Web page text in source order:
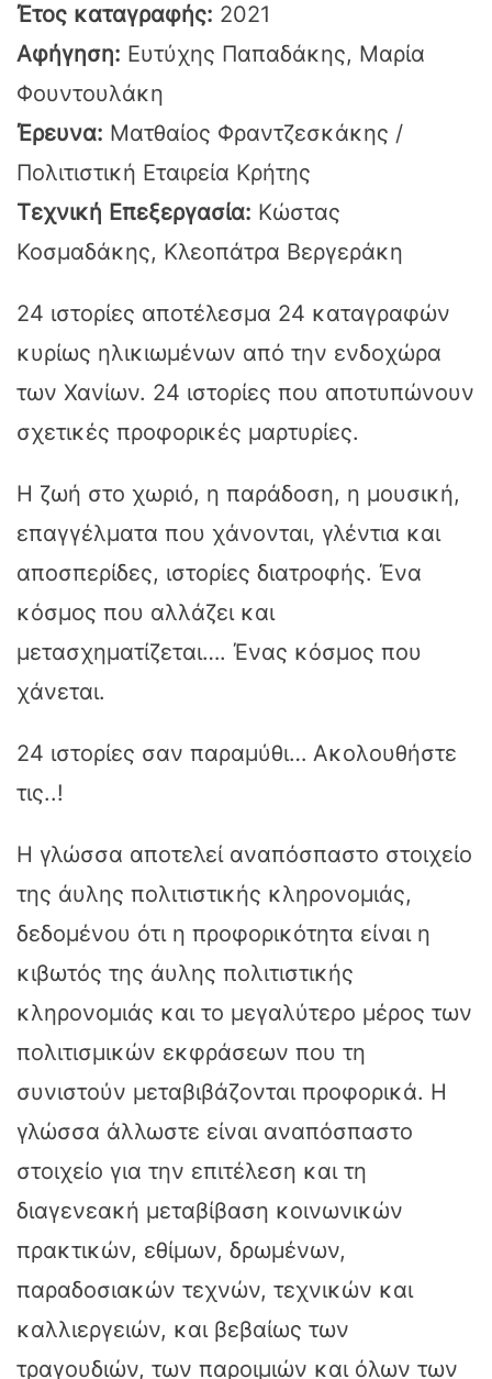
Έτος καταγραφής: 2021
Αφήγηση: Ευτύχης Παπαδάκης, Μαρία
Φουντουλάκη
Έρευνα: Ματθαίος Φραντζεσκάκης /
Πολιτιστική Εταιρεία Κρήτης
Τεχνική Επεξεργασία: Κώστας
Κοσμαδάκης, Κλεοπάτρα Βεργεράκη
24 ιστορίες αποτέλεσμα 24 καταγραφών
κυρίως ηλικιωμένων από την ενδοχώρα
των Χανίων. 24 ιστορίες που αποτυπώνουν
σχετικές προφορικές μαρτυρίες.
Η ζωή στο χωριό, η παράδοση, η μουσική,
επαγγέλματα που χάνονται, γλέντια και
αποσπερίδες, ιστορίες διατροφής. Ένα
κόσμος που αλλάζει και
μετασχηματίζεται…. Ένας κόσμος που
χάνεται.
24 ιστορίες σαν παραμύθι… Ακολουθήστε
τις..!
Η γλώσσα αποτελεί αναπόσπαστο στοιχείο
της άυλης πολιτιστικής κληρονομιάς,
δεδομένου ότι η προφορικότητα είναι η
κιβωτός της άυλης πολιτιστικής
κληρονομιάς και το μεγαλύτερο μέρος των
πολιτισμικών εκφράσεων που τη
συνιστούν μεταβιβάζονται προφορικά. Η
γλώσσα άλλωστε είναι αναπόσπαστο
στοιχείο για την επιτέλεση και τη
διαγενεακή μεταβίβαση κοινωνικών
πρακτικών, εθίμων, δρωμένων,
παραδοσιακών τεχνών, τεχνικών και
καλλιεργειών, και βεβαίως των
τραγουδιών, των παροιμιών και όλων των